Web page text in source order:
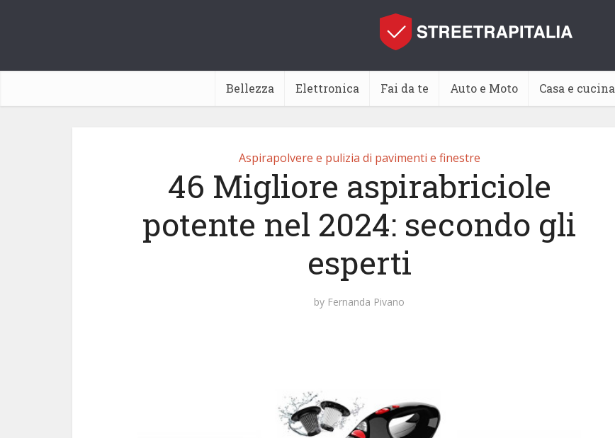
Bellezza Elettronica Fai da te Auto e Moto Casa e cucina
Aspirapolvere e pulizia di pavimenti e finestre
46 Migliore aspirabriciole
potente nel 2024: secondo gli
esperti
by Fernanda Pivano